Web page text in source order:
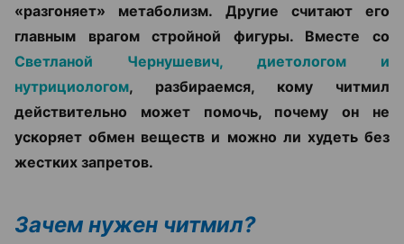
«разгоняет» метаболизм. Другие считают его
главным врагом стройной фигуры. Вместе со
Светланой Чернушевич, диетологом и
нутрициологом, разбираемся, кому читмил
действительно может помочь, почему он не
ускоряет обмен веществ и можно ли худеть без
жестких запретов.